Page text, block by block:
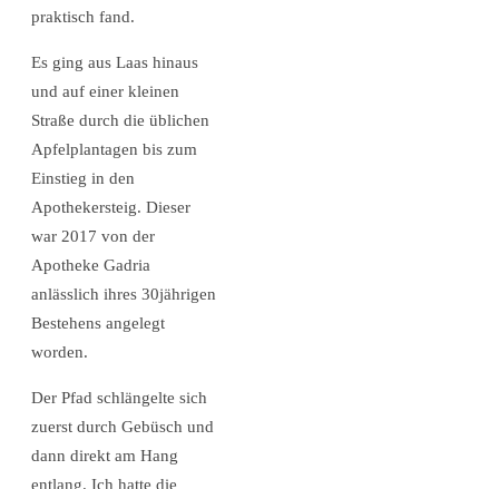
praktisch fand.
Es ging aus Laas hinaus
und auf einer kleinen
Straße durch die üblichen
Apfelplantagen bis zum
Einstieg in den
Apothekersteig. Dieser
war 2017 von der
Apotheke Gadria
anlässlich ihres 30jährigen
Bestehens angelegt
worden.
Der Pfad schlängelte sich
zuerst durch Gebüsch und
dann direkt am Hang
entlang. Ich hatte die